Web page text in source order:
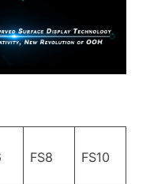
FS8 FS10